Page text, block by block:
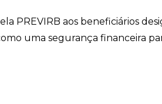
PREVIRB aos beneficiários
uma segurança financeira